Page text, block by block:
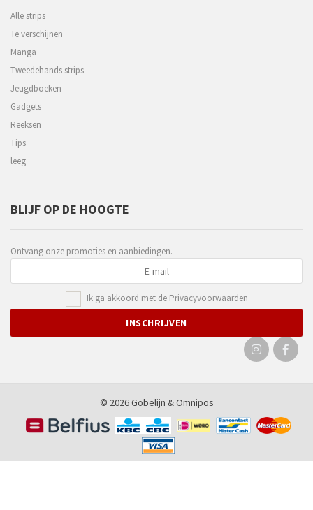
Alle strips
Te verschijnen
Manga
Tweedehands strips
Jeugdboeken
Gadgets
Reeksen
Tips
leeg
BLIJF OP DE HOOGTE
Ontvang onze promoties en aanbiedingen.
Ik ga akkoord met de Privacyvoorwaarden
© 2026 Gobelijn &Omnipos